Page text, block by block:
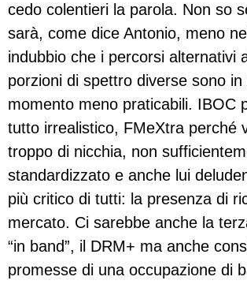
cedo colentieri la parola. Non so
sarà, come dice Antonio, meno
indubbio che i percorsi alternativi
porzioni di spettro diverse sono in
momento meno praticabili. IBOC
tutto irrealistico, FMeXtra perché
troppo di nicchia, non
standardizzato e anche lui
più critico di tutti: la presenza di
mercato. Ci sarebbe anche la
“in band”, il DRM+ ma anche
promesse di una occupazione di